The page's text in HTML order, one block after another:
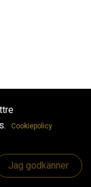
Cookiepolicy
Jag godkänner